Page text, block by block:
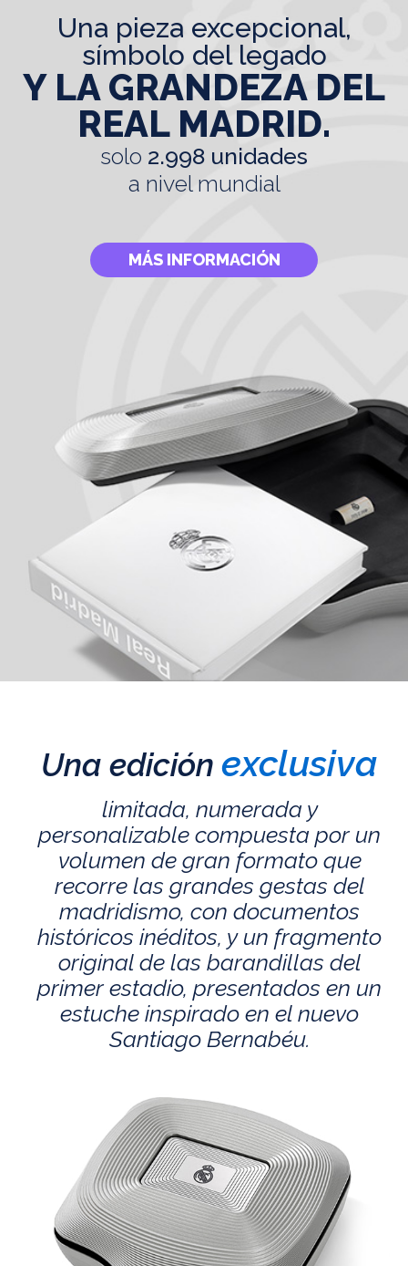
una pieza excepcional,
símbolo del legado
Y LA GRANDEZA DEL
REAL MADRID.
solo 2.998 unidades
a nivel mundial
MÁS INFORMACIÓN
Una edición exclusiva
limitada, numerada y
personalizable compuesta por un
volumen de gran formato que
recorre las grandes gestas del
madridismo, con documentos
históricos inéditos, y un fragmento
original de las barandillas del
primer estadio, presentados en un
estuche inspirado en el nuevo
Santiago Bernabéu.